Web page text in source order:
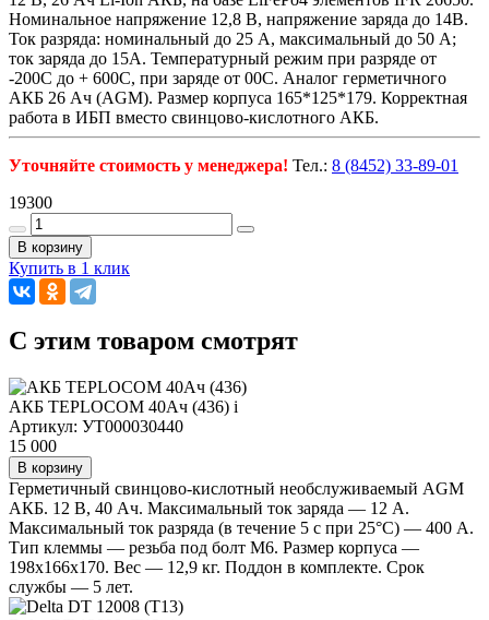
Номинальное напряжение 12,8 В, напряжение заряда до 14В.
Ток разряда: номинальный до 25 А, максимальный до 50 А;
ток заряда до 15А. Температурный режим при разряде от
-200С до + 600С, при заряде от 00С. Аналог герметичного
АКБ 26 Ач (AGM). Размер корпуса 165*125*179. Корректная
работа в ИБП вместо свинцово-кислотного АКБ.
Уточняйте стоимость у менеджера! Тел.: 8 (8452) 33-89-01
19300
В корзину
Купить в 1 клик
C этим товаром смотрят
АКБ TEPLOCOM 40Ач (436) i
Артикул: УТ000030440
15 000
В корзину
Герметичный свинцово-кислотный необслуживаемый AGM
АКБ. 12 В, 40 Ач. Максимальный ток заряда — 12 А.
Максимальный ток разряда (в течение 5 с при 25°С) — 400 А.
Тип клеммы — резьба под болт М6. Размер корпуса —
198х166х170. Вес — 12,9 кг. Поддон в комплекте. Срок
службы — 5 лет.